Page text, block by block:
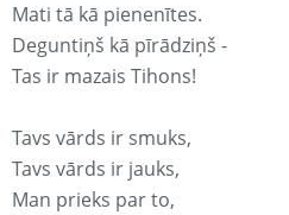
Mati tā kā pienenītes.
Deguntiņš kā pīrādziņš -
Tas ir mazais Tihons!
Tavs vārds ir smuks,
Tavs vārds ir jauks,
Man prieks par to,